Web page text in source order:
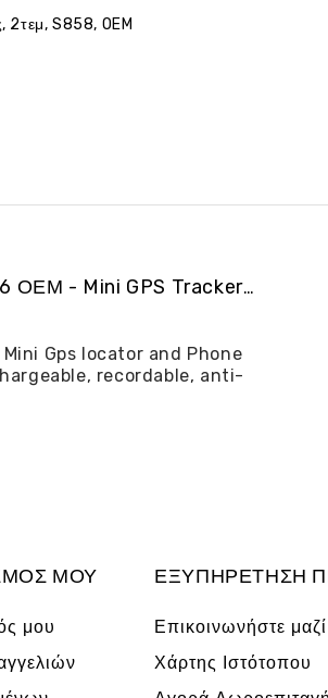
, 2τεμ,S858, OEM
ALIBGPS 06 ΟΕΜ - Mini GPS Tracker και φω�...
Mini Gps locator and Phone
recordable, anti-
ΜΟΥ
μου
ΕΞΥΠΗΡΈΤΗΣΗ
Επικοινωνήστε
Χάρτης Ιστότοπου